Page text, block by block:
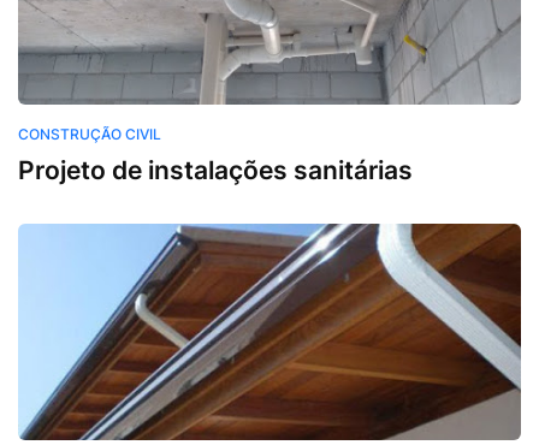
CONSTRUÇÃO CIVIL
Projeto de instalações sanitárias